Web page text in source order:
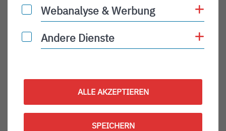
Status Description:
Checkin:
Codeshare:
Webanalyse & Werbung
Webanalyse & Werbung
Andere Dienste
Andere Dienste
ALLE AKZEPTIEREN
SPEICHERN